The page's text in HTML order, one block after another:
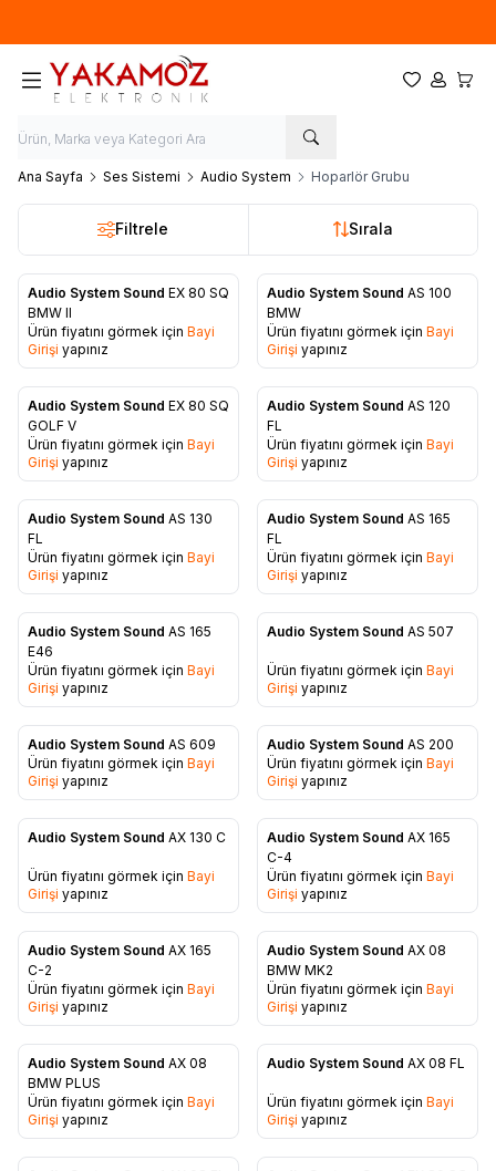
Favorilerim
Hesabım
Ana Sayfa Ses Sistemi Audio System Hoparlör Grubu
Filtrele Sırala
Favorilere Ekle
Audio System Sound EX 80 SQ
BMW II
Ürün fiyatını görmek için Bayi
Girişi yapınız
Favorilere Ekle
Audio System Sound AS 100
BMW
Ürün fiyatını görmek için Bayi
Girişi yapınız
Favorilere Ekle
Audio System Sound EX 80 SQ
GOLF V
Ürün fiyatını görmek için Bayi
Girişi yapınız
Favorilere Ekle
Audio System Sound AS 120
FL
Ürün fiyatını görmek için Bayi
Girişi yapınız
Favorilere Ekle
Audio System Sound AS 130
FL
Ürün fiyatını görmek için Bayi
Girişi yapınız
Favorilere Ekle
Audio System Sound AS 165
FL
Ürün fiyatını görmek için Bayi
Girişi yapınız
Favorilere Ekle
Audio System Sound AS 165
E46
Ürün fiyatını görmek için Bayi
Girişi yapınız
Audio System Sound AS 507
Ürün fiyatını görmek için Bayi
Girişi yapınız
Favorilere Ekle
Audio System Sound AS 609
Ürün fiyatını görmek için Bayi
Girişi yapınız
Favorilere Ekle
Audio System Sound AS 200
Ürün fiyatını görmek için Bayi
Girişi yapınız
Audio System Sound AX 130 C
Ürün fiyatını görmek için Bayi
Girişi yapınız
Favorilere Ekle
Audio System Sound AX 165
C-4
Ürün fiyatını görmek için Bayi
Girişi yapınız
Favorilere Ekle
Audio System Sound AX 165
C-2
Ürün fiyatını görmek için Bayi
Girişi yapınız
Favorilere Ekle
Audio System Sound AX 08
BMW MK2
Ürün fiyatını görmek için Bayi
Girişi yapınız
Favorilere Ekle
Audio System Sound AX 08
BMW PLUS
Ürün fiyatını görmek için Bayi
Girişi yapınız
Audio System Sound AX 08 FL
Ürün fiyatını görmek için Bayi
Girişi yapınız